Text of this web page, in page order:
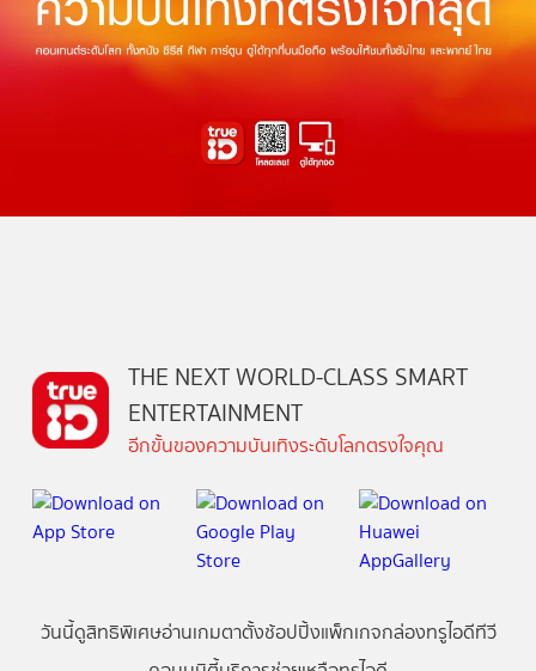
THE NEXT WORLD-CLASS SMART
ENTERTAINMENT
อีกขั้นของความบันเทิงระดับโลกตรงใจคุณ
วันนี้ดูสิทธิพิเศษอ่านเกมตาตั้งช้อปปิ้งแพ็กเกจกล่องทรูไอดีทีวี